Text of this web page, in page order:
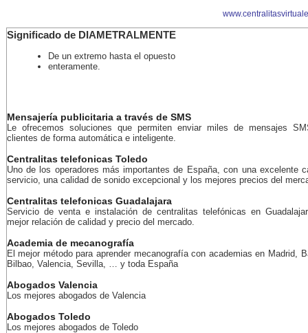
Significado de DIAMETRALMENTE
De un extremo hasta el opuesto
enteramente.
Mensajería publicitaria a través de SMS
Le ofrecemos soluciones que permiten enviar miles de mensajes
clientes de forma automática e inteligente.
Centralitas telefonicas Toledo
Uno de los operadores más importantes de España, con una excelente
servicio, una calidad de sonido excepcional y los mejores precios del
Centralitas telefonicas Guadalajara
Servicio de venta e instalación de centralitas telefónicas en
mejor relación de calidad y precio del mercado.
Academia de mecanografía
El mejor método para aprender mecanografía con academias en Madrid,
Bilbao, Valencia, Sevilla, … y toda España
Abogados Valencia
Los mejores abogados de Valencia
Abogados Toledo
Los mejores abogados de Toledo